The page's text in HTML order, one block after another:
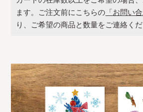
ます。ご注文前にこちらの 「お問い
り、ご希望の商品と数量をご連絡くだ